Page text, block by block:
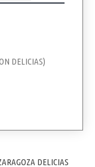
DELICIAS
DELICIAS)